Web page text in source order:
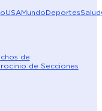
USAMundoDeportesSalud
de
de Secciones